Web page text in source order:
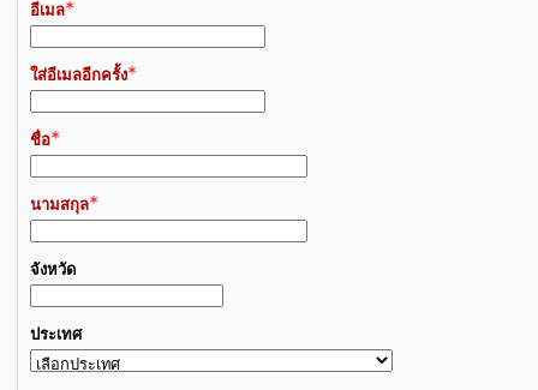
อีเมล
ใส่อีเมลอีกครั้ง
ชื่อ
นามสกุล
จังหวัด
ประเทศ